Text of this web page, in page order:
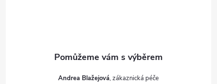
Andrea Blažejová